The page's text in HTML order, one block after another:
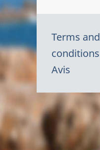
Terms and
conditions
Avis